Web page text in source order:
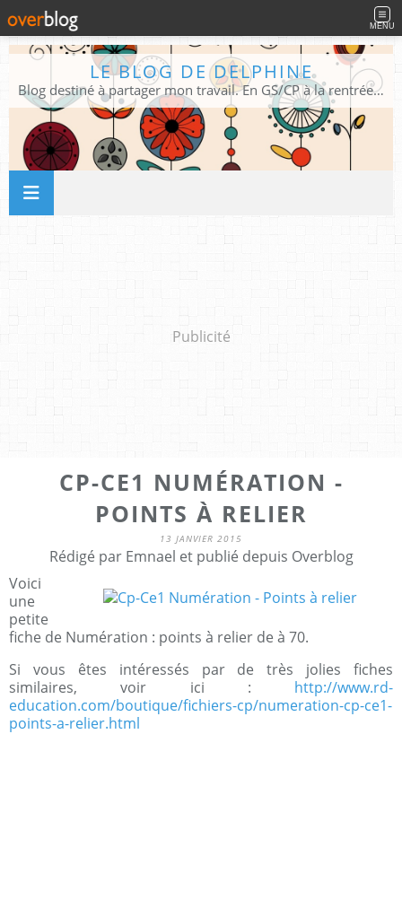
MENU
LE BLOG DE DELPHINE
Blog destiné à partager mon travail. En GS/CP à la rentrée 2026/2027 !
Publicité
CP-CE1 NUMÉRATION -
POINTS À RELIER
13 JANVIER 2015
Rédigé par Emnael et publié depuis Overblog
Voici
une
petite
fiche de Numération : points à relier de à 70.
Si vous êtes intéressés par de très jolies fiches
similaires, voir ici : http://www.rd-
education.com/boutique/fichiers-cp/numeration-cp-ce1-
points-a-relier.html